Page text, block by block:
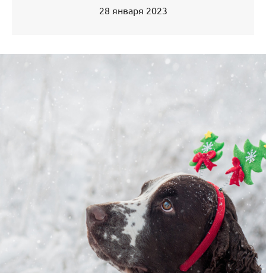
28 января 2023